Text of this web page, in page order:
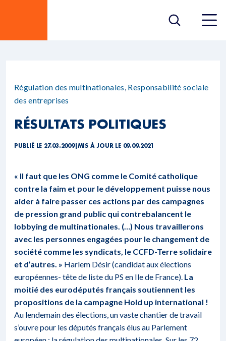
Régulation des multinationales, Responsabilité sociale
des entreprises
RÉSULTATS POLITIQUES
PUBLIÉ LE 27.03.2009| MIS À JOUR LE 09.09.2021
« Il faut que les ONG comme le Comité catholique
contre la faim et pour le développement puisse nous
aider à faire passer ces actions par des campagnes
de pression grand public qui contrebalancent le
lobbying de multinationales. (…) Nous travaillerons
avec les personnes engagées pour le changement de
société comme les syndicats, le CCFD-Terre solidaire
et d’autres. » Harlem Désir (candidat aux élections
européennes- tête de liste du PS en Ile de France). La
moitié des eurodéputés français soutiennent les
propositions de la campagne Hold up international !
Au lendemain des élections, un vaste chantier de travail
s’ouvre pour les députés français élus au Parlement